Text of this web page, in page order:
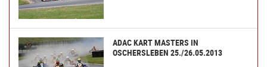
ADAC KART MASTERS IN
OSCHERSLEBEN 25./26.05.2013